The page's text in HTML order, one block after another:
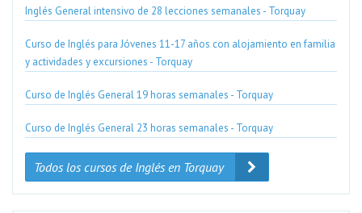
Inglés General intensivo de 28 lecciones semanales - Torquay
Curso de Inglés para Jóvenes 11-17 años con alojamiento en familia
y actividades y excursiones - Torquay
Curso de Inglés General 19 horas semanales - Torquay
Curso de Inglés General 23 horas semanales - Torquay
Todos los cursos de Inglés en Torquay